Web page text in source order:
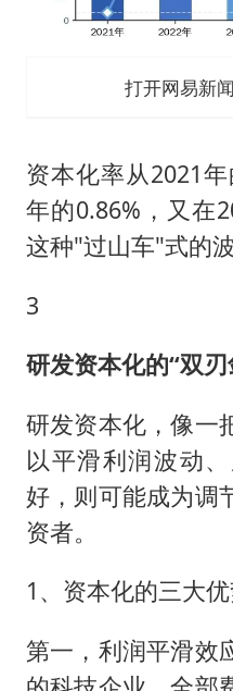
打开网易新
资本化率从2021
年的0.86%，又在
这种"过山车"式的
3
研发资本化的“双
研发资本化，像一
以平滑利润波动
好，则可能成为调
资者。
1、资本化的三大
第一，利润平滑效